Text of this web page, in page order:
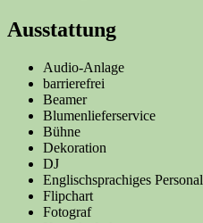
Ausstattung
Audio-Anlage
barrierefrei
Beamer
Blumenlieferservice
Bühne
Dekoration
DJ
Englischsprachiges Personal
Flipchart
Fotograf